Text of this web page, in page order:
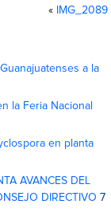
« IMG_2089
a la
la Feria Nacional
en planta
AVANCES DEL
DIRECTIVO 7